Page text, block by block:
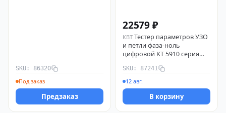
SKU: 86320
Под заказ
Предзаказ
22579 ₽
КВТ Тестер параметров УЗО
и петли фаза-ноль
цифровой KT 5910 серия
SKU: 87241
12 авг.
В корзину